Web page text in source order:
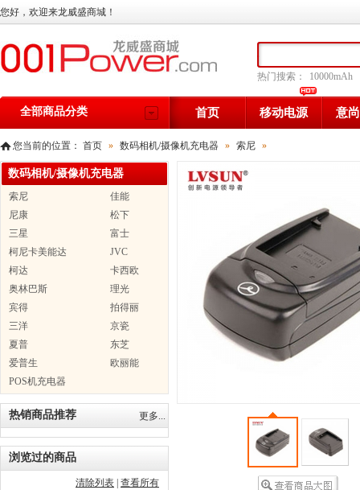
全部商品分类
您好，欢迎来龙威盛商城！
热门搜索： 10000mAh
首页 移动电源 意
您当前的位置： 首页 » 数码相机/摄像机充电器 » 索尼 »
数码相机/摄像机充电器
索尼
佳能
尼康
松下
三星
富士
柯尼卡美能达
JVC
柯达
卡西欧
奥林巴斯
理光
宾得
拍得丽
三洋
京瓷
夏普
东芝
爱普生
欧丽能
POS机充电器
热销商品推荐 更多...
浏览过的商品
清除列表 查看所有